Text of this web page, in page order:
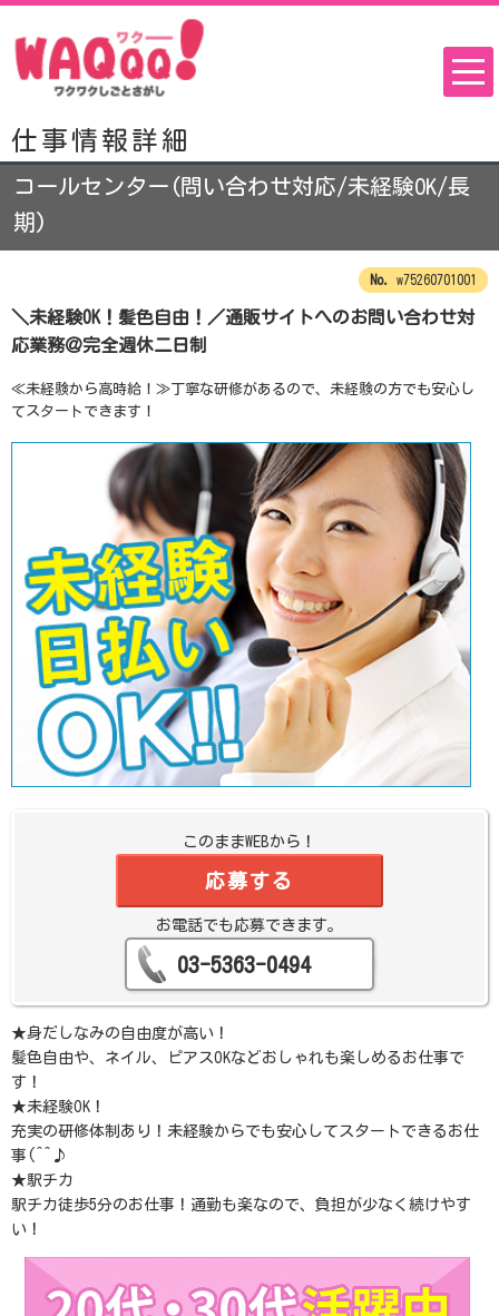
仕事情報詳細
コールセンター(問い合わせ対応/未経験OK/長
期)
w75260701001
＼未経験OK！髪色自由！／通販サイトへのお問い合わせ対
応業務＠完全週休二日制
≪未経験から高時給！≫丁寧な研修があるので、未経験の方でも安心し
てスタートできます！
このままWEBから！
応募する
お電話でも応募できます。
03-5363-0494
★身だしなみの自由度が高い！
髪色自由や、ネイル、ピアスOKなどおしゃれも楽しめるお仕事で
す！
★未経験OK！
充実の研修体制あり！未経験からでも安心してスタートできるお仕
事(^^♪
★駅チカ
駅チカ徒歩5分のお仕事！通勤も楽なので、負担が少なく続けやす
い！